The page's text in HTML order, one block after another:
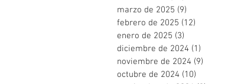
marzo de 2025 (9)
febrero de 2025 (12)
enero de 2025 (3)
diciembre de 2024 (1)
noviembre de 2024 (9)
octubre de 2024 (10)